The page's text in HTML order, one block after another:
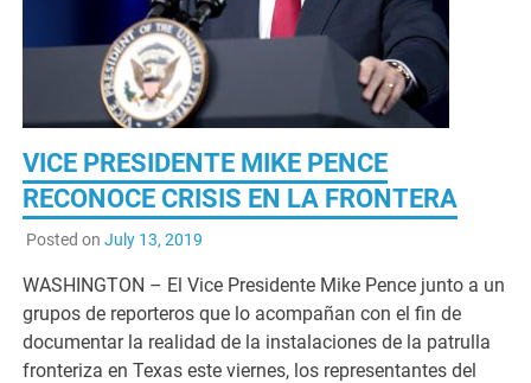
VICE PRESIDENTE MIKE PENCE
RECONOCE CRISIS EN LA FRONTERA
Posted on July 13, 2019
WASHINGTON – El Vice Presidente Mike Pence junto a un
grupos de reporteros que lo acompañan con el fin de
documentar la realidad de la instalaciones de la patrulla
fronteriza en Texas este viernes, los representantes del